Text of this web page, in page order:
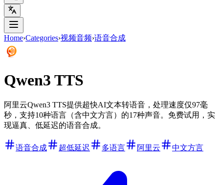
Home›Categories›视频音频›语音合成
Qwen3 TTS
阿里云Qwen3 TTS提供超快AI文本转语音，处理速度仅97毫
秒，支持10种语言（含中文方言）的17种声音。免费试用，实
现逼真、低延迟的语音合成。
语音合成 超低延迟 多语言 阿里云 中文方言